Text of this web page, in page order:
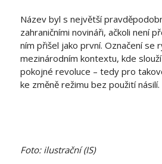
Název byl s největší
zahraničními novináři, ačkoli není
ním přišel jako první. Označení se
mezinárodním kontextu, kde
pokojné revoluce – tedy pro
ke změně režimu bez použití násilí.
Foto: ilustrační (IS)